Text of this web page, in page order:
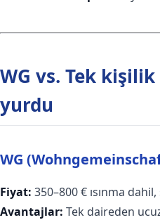
WG vs. Tek
yurdu
WG
Fiyat: 350–800 € ısınma
Avantajlar: Tek daireden